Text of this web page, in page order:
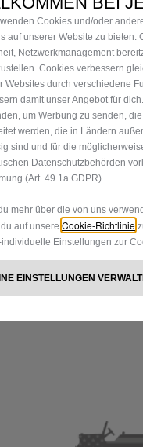
Cookies und/oder
auf unserer Website zu
Netzwerkmanagement
Cookies verbessern
Websites durch verschiedene
damit unser Angebot für
um Werbung zu senden,
werden, die in Ländern
sind und für die
Datenschutzbehörden
(Art. 49.1a GDPR).
mehr über die von uns
auf unsere Cookie-Richtlinie
individuelle Einstellungen zur
EINSTELLUNGEN